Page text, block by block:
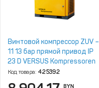
Винтовой компрессор ZUV –
11 13 бар прямой привод IP
23 D VERSUS Kompressoren
Код товара: 425392
BYN